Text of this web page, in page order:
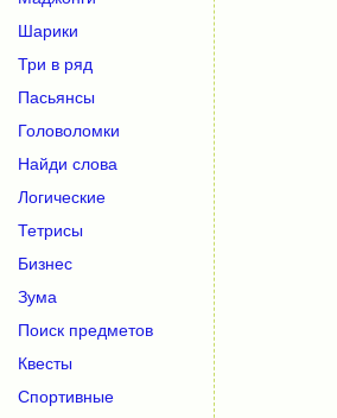
Шарики
Три в ряд
Пасьянсы
Головоломки
Найди слова
Логические
Тетрисы
Бизнес
Зума
Поиск предметов
Квесты
Спортивные